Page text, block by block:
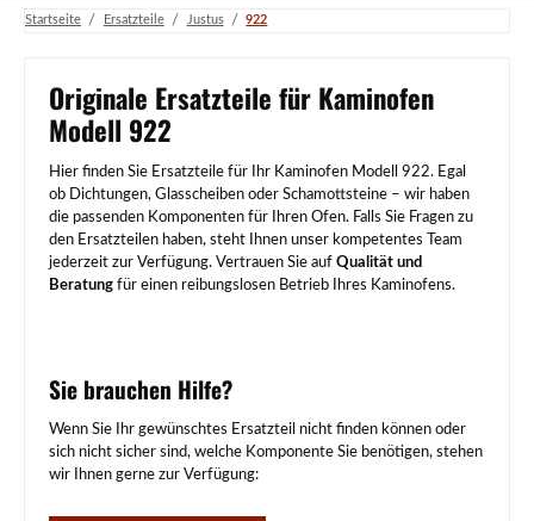
Startseite / Ersatzteile / Justus / 922
Originale Ersatzteile für Kaminofen
Modell 922
Hier finden Sie Ersatzteile für Ihr Kaminofen Modell 922. Egal
ob Dichtungen, Glasscheiben oder Schamottsteine – wir haben
die passenden Komponenten für Ihren Ofen. Falls Sie Fragen zu
den Ersatzteilen haben, steht Ihnen unser kompetentes Team
jederzeit zur Verfügung. Vertrauen Sie auf Qualität und
Beratung für einen reibungslosen Betrieb Ihres Kaminofens.
Sie brauchen Hilfe?
Wenn Sie Ihr gewünschtes Ersatzteil nicht finden können oder
sich nicht sicher sind, welche Komponente Sie benötigen, stehen
wir Ihnen gerne zur Verfügung: